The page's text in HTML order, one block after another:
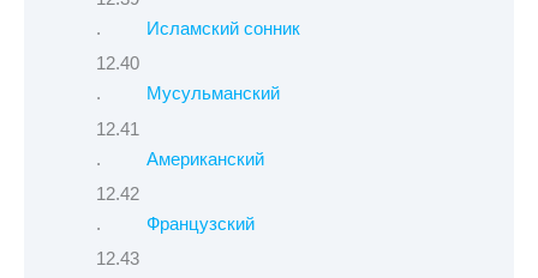
Исламский сонник
Мусульманский
Американский
Французский